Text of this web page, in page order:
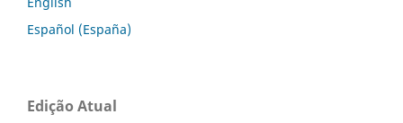
Español (España)
Edição Atual